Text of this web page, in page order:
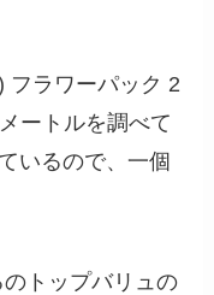
フラワーパック 2
ートルを調べて
いるので、一個
トップバリュの